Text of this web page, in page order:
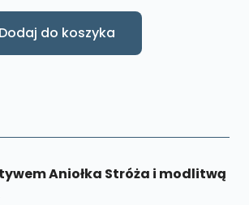
Dodaj do koszyka
Aniołka Stróża i modlitwą